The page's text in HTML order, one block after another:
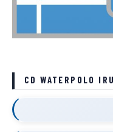
CD WATERPOLO